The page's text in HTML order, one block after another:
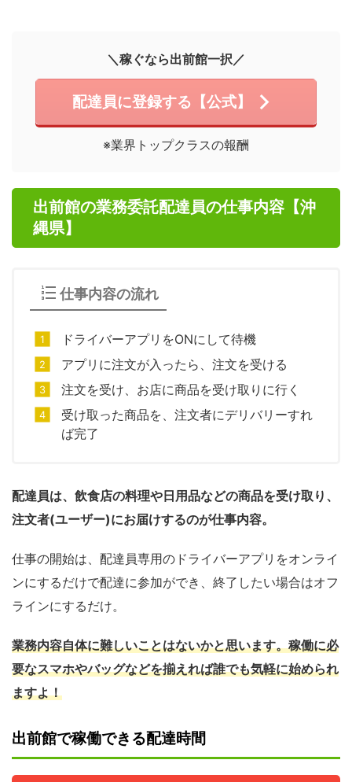
＼稼ぐなら出前館一択／
配達員に登録する【公式】
※業界トップクラスの報酬
出前館の業務委託配達員の仕事内容【沖
縄県】
仕事内容の流れ
ドライバーアプリをONにして待機
アプリに注文が入ったら、注文を受ける
注文を受け、お店に商品を受け取りに行く
受け取った商品を、注文者にデリバリーすれ
ば完了
配達員は、飲食店の料理や日用品などの商品を受け取り、
注文者(ユーザー)にお届けするのが仕事内容。
仕事の開始は、配達員専用のドライバーアプリをオンライ
ンにするだけで配達に参加ができ、終了したい場合はオフ
ラインにするだけ。
業務内容自体に難しいことはないかと思います。稼働に必
要なスマホやバッグなどを揃えれば誰でも気軽に始められ
ますよ！
出前館で稼働できる配達時間